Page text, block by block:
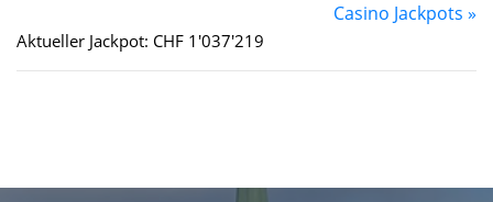
Casino Jackpots »
Aktueller Jackpot: CHF 1'037'219